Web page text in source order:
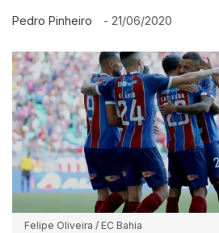
Pedro Pinheiro - 21/06/2020
Felipe Oliveira / EC Bahia